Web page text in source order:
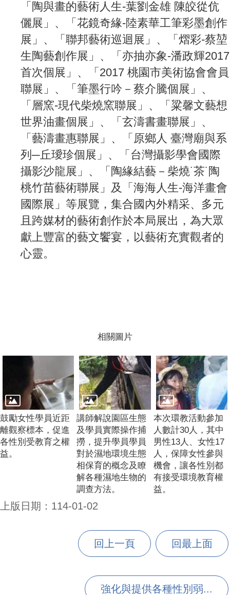
「陶與畫的藝術人生-葉劉金雄 陳皎從伉
儷展」、「花鏡奇緣-陸素華工筆彩墨創作
展」、「聯邦藝術巡迴展」、「熠彩-蔡堃
生陶藝創作展」、「亦抽亦象-潘政輝2017
首次個展」、「2017 桃園市美術協會會員
聯展」、「筆墨行吟－蔡介騰個展」、
「層窯-現代柴燒窯聯展」、「粱馨文藝想
世界油畫個展」、「玄濤書畫聯展」、
「藝濤畫惠聯展」、「原鄉人 臺灣廟與系
列─丘璦珍個展」、「台灣攝影學會國際
攝影沙龍展」、「陶緣結藝－柴燒˙茶˙陶
桃竹苗藝術聯展」及「海海人生-海洋畫會
國際展」等展覽，集合國內外精采、多元
且跨媒材的藝術創作於本局展出，為大眾
獻上豐富的藝文饗宴，以藝術充實觀者的
心靈。
相關圖片
鼓勵女性學員近距
離觀察標本，促進
各性別受教育之權
益。
講師解說園區生態
及學員實際操作捕
撈，提升學員學員
對於濕地環境生態
相保育的概念及瞭
解各種濕地生物的
調查方法。
本次環教活動參加
人數計30人，其中
男性13人、女性17
人，保障女性參與
機會，讓各性別都
有接受環境教育權
益。
上版日期：114-01-02
回上一頁 回最上面
強化與提供各種性別弱...